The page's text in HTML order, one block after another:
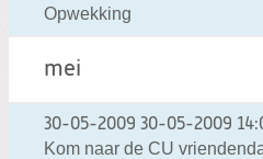
Opwekking
mei
30-05-2009 30-05-2009
Kom naar de CU